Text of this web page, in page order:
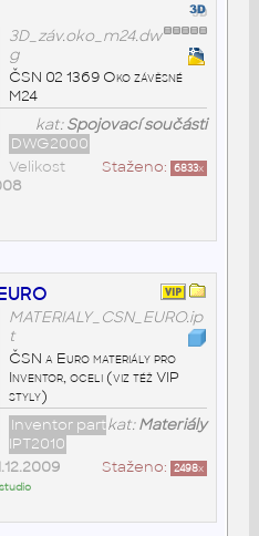
3D_záv.oko_m24.dw
g
ČSN 02 1369 Oko závěsné
M24
kat:Spojovací součásti
DWG2000
Staženo: 6833x
Velikost
MATERIALY_CSN_EURO.ip
t
ČSN a Euro materiály pro
Inventor, oceli (viz též VIP
styly)
kat:Materiály
Inventor part
IPT2010
Staženo: 2498x